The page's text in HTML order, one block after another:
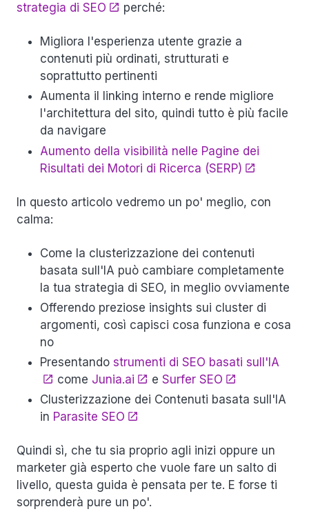
strategia di SEO
perché:
Migliora l'esperienza utente grazie a
contenuti più ordinati, strutturati e
soprattutto pertinenti
Aumenta il linking interno e rende migliore
l'architettura del sito, quindi tutto è più facile
da navigare
Aumento della visibilità nelle Pagine dei
Risultati dei Motori di Ricerca (SERP)
In questo articolo vedremo un po' meglio, con
calma:
Come la clusterizzazione dei contenuti
basata sull'IA può cambiare completamente
la tua strategia di SEO, in meglio ovviamente
Offerendo preziose insights sui cluster di
argomenti, così capisci cosa funziona e cosa
no
Presentando strumenti di SEO basati sull'IA
come Junia.ai e Surfer SEO
Clusterizzazione dei Contenuti basata sull'IA
in Parasite SEO
Quindi sì, che tu sia proprio agli inizi oppure un
marketer già esperto che vuole fare un salto di
livello, questa guida è pensata per te. E forse ti
sorprenderà pure un po'.